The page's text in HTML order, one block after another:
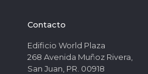
Contacto
Edificio World Plaza
268 Avenida Muñoz Rivera,
San Juan, PR. 00918